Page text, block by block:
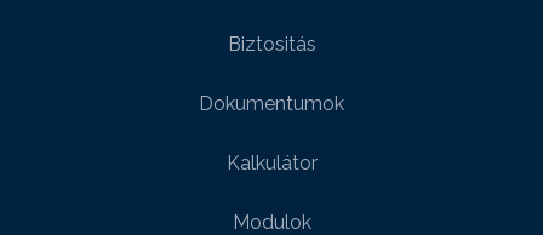
Biztositás
Dokumentumok
Kalkulátor
Modulok